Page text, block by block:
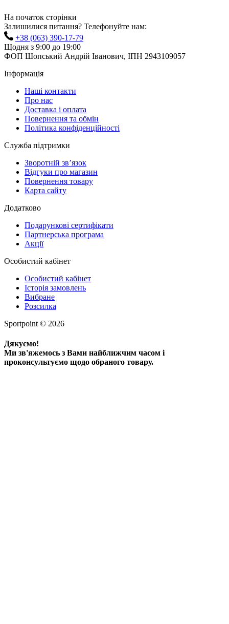
На початок сторінки
Залишилися питання? Телефонуйте нам:
+38 (063) 390-17-79
Щодня з 9:00 до 19:00
ФОП Шопський Андрій Іванович, ІПН 2943109057
Інформація
Наші контакти
Про нас
Доставка і оплата
Повернення та обмін
Політика конфіденційності
Служба підтримки
Зворотній зв’язок
Відгуки про магазин
Повернення товару
Карта сайту
Додатково
Подарункові сертифікати
Партнерська програма
Акції
Особистий кабінет
Особистий кабінет
Історія замовлень
Вибране
Розсилка
Sportpoint © 2026
Дякуємо!
Ми зв'яжемось з Вами найближчим часом і
проконсультуємо щодо обраного товару.